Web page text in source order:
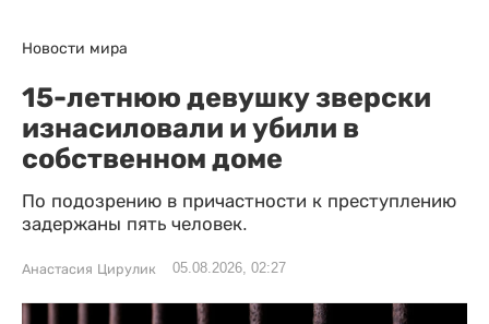
Новости мира
15-летнюю девушку зверски
изнасиловали и убили в
собственном доме
По подозрению в причастности к преступлению
задержаны пять человек.
Анастасия Цирулик 05.08.2026, 02:27